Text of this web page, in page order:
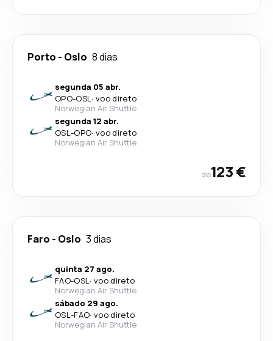
Porto - Oslo 8 dias
segunda 05 abr.
OPO-OSL· voo direto
Norwegian Air Shuttle
segunda 12 abr.
OSL-OPO· voo direto
Norwegian Air Shuttle
de123 €
Faro - Oslo 3 dias
quinta 27 ago.
FAO-OSL· voo direto
Norwegian Air Shuttle
sábado 29 ago.
OSL-FAO· voo direto
Norwegian Air Shuttle